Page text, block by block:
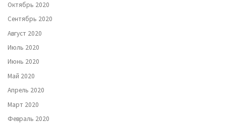
Октябрь 2020
Сентябрь 2020
Август 2020
Июль 2020
Июнь 2020
Май 2020
Апрель 2020
Март 2020
Февраль 2020